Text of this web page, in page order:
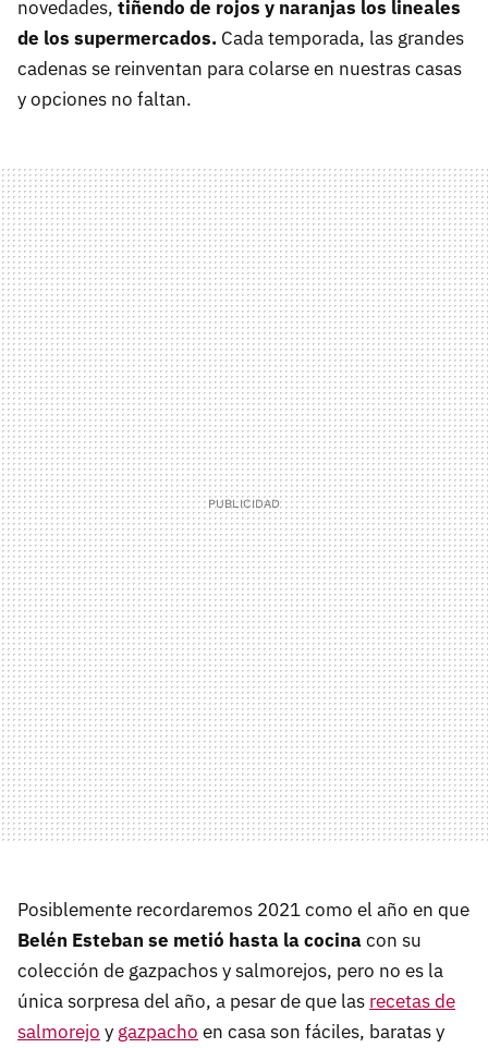
novedades, tiñendo de rojos y naranjas los lineales
de los supermercados. Cada temporada, las grandes
cadenas se reinventan para colarse en nuestras casas
y opciones no faltan.
Posiblemente recordaremos 2021 como el año en que
Belén Esteban se metió hasta la cocinacon su
colección de gazpachos y salmorejos, pero no es la
única sorpresa del año, a pesar de que las recetas de
salmorejo y gazpacho en casa son fáciles, baratas y